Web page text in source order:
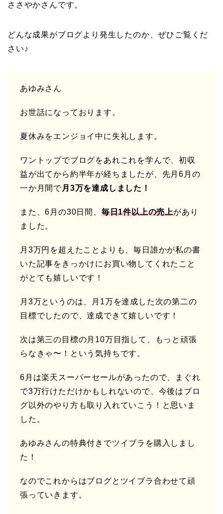
ささやかさんです。
どんな成果がブログより発生したのか、ぜひご覧くだ
さい♪
あゆみさん
お世話になっております。
夏休みをエンジョイ中に失礼します。
ワントップでブログをあれこれを学んで、初収
益が出てから約半年が経ちましたが、先月6月の
一か月間で月3万を達成しました！
また、6月の30日間、 毎日1件以上の売上があり
ました。
月3万円を超えたことよりも、毎日誰かが私の書
いた記事をきっかけにお買い物してくれたこと
がとても嬉しいです！
月3万というのは、月1万を達成した次の第二の
目標でしたので、達成できて嬉しいです！
次は第三の目標の月10万目指して、もっと頑張
らなきゃ〜！という気持ちです。
6月は楽天スーパーセールがあったので、まぐれ
で3万行けただけかもしれないので、今後はブロ
グ以外のやり方も取り入れていこう！と思いま
した。
あゆみさんの特典付きでツイブラを購入しまし
た！
なのでこれからはブログとツイブラ合わせて頑
張っていきます。